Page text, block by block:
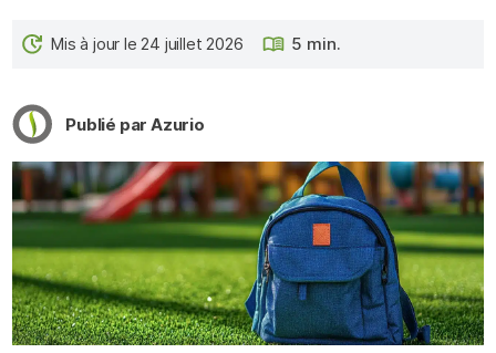
Mis à jour le 24 juillet 2026 5 min.
Publié par Azurio